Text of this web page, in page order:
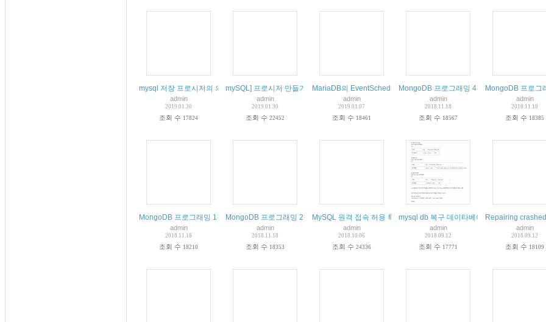
mysql 저장 프로시저의 의미와 작성 방법
admin
2019.01.30
조회 수 17824
mySQL] 프로시저 만들기(DECLARE, SET, IN, IF, ELSEIF 등
admin
2019.01.30
조회 수 22452
MariaDB의 EventScheduler 사용 등록 설정 설명 및 사용
admin
2019.01.07
조회 수 18461
MongoDB 프로그래밍 4강 MongoDB의 기본
admin
2018.11.18
조회 수 18567
MongoDB 프로그
admin
2018.11.18
조회 수 18385
MongoDB 프로그래밍 1강 클라우드/빅데이터란 무엇인가? 편안하고 잘된강의
admin
2018.11.18
조회 수 18210
MongoDB 프로그래밍 2강 NOSQL의 특징에 대해 알아보기 | T아카데미 편하게 잘된강의
admin
2018.11.18
조회 수 18353
MySQL 원격 접속 허용 특정 아이피 아이피대역 차단 등
admin
2018.10.06
조회 수 24336
mysql db 복구 데이타베이스복구 테이블복구
admin
2018.09.12
조회 수 17771
Repairing
admin
2018.09.12
조회 수 18109